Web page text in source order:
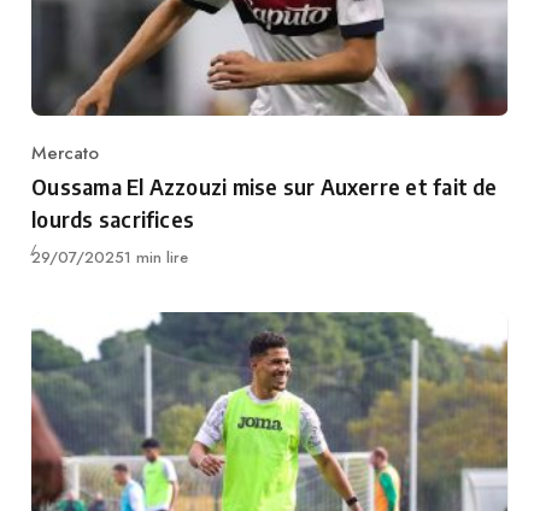
Category
Mercato
Oussama El Azzouzi mise sur Auxerre et fait de
lourds sacrifices
Publié
29/07/20251 min lire